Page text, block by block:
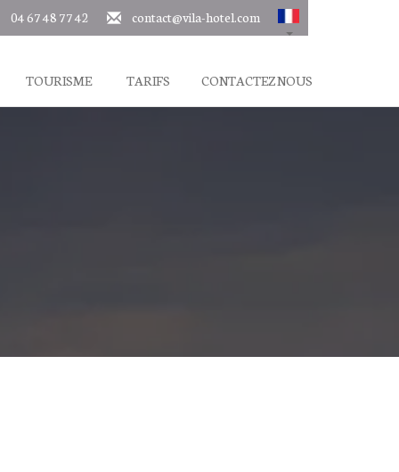
04 67 48 77 42 contact@vila-hotel.com
TOURISME TARIFS CONTACTEZ NOUS